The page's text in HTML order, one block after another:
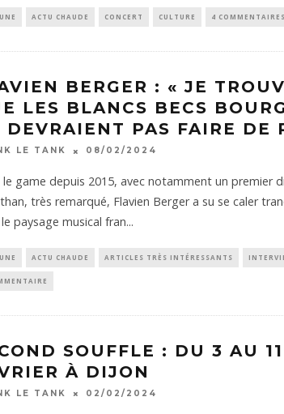
ACTU CHAUDE CONCERT CULTURE 4 COMMENTAIRES
BERGER : « JE
LES BLANCS BECS
DEVRAIENT PAS FAIRE DE
LE TANK 08/02/2024
le game depuis 2015, avec notamment un premier
très remarqué, Flavien Berger a su se caler
paysage musical fran...
ACTU CHAUDE ARTICLES TRÈS INTÉRESSANTS
SOUFFLE : DU 3 AU 11
À DIJON
LE TANK 02/02/2024